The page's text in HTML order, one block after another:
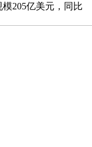
205亿美元，同比